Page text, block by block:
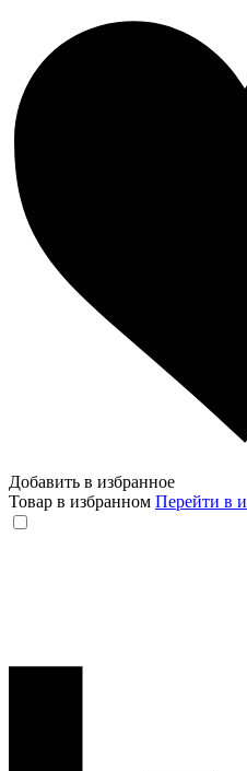
Добавить в избранное
Товар в избранном Перейти в